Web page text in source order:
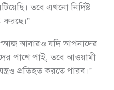
তবে এখনো নির্দিষ্ট
করছে।”
আবারও যদি আপনাদের
পাশে পাই, তবে আওয়ামী
প্রতিহত করতে পারব।”